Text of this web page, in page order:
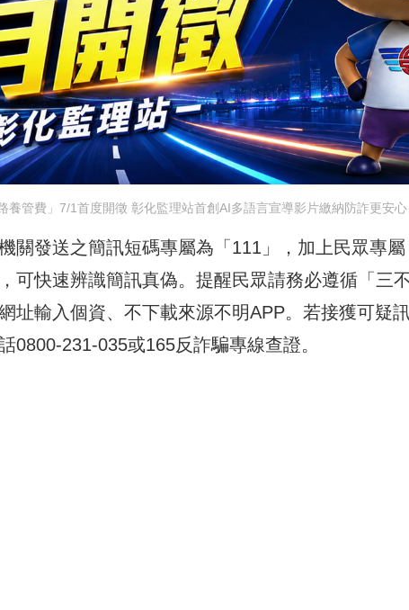
路養管費」7/1首度開徵 彰化監理站首創AI多語言宣導影片繳納防詐更安心
關發送之簡訊短碼專屬為「111」，加上民眾專
可快速辨識簡訊真偽。提醒民眾請務必遵循「三
址輸入個資、不下載來源不明APP。若接獲可疑
0800-231-035或165反詐騙專線查證。